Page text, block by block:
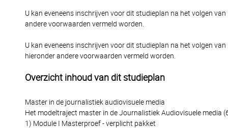
U kan eveneens inschrijven voor dit studieplan na het volgen
andere voorwaarden vermeld worden.
U kan eveneens inschrijven voor dit studieplan na het volgen
hieronder andere voorwaarden vermeld worden.
Overzicht inhoud van dit studieplan
Master in de journalistiek audiovisuele media
Het modeltraject master in de Journalistiek Audiovisuele media
1) Module I Masterproef - verplicht pakket